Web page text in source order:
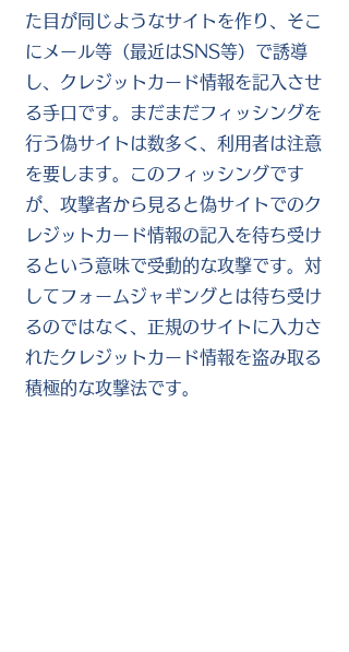
た目が同じようなサイトを作り、そこ
にメール等（最近はSNS等）で誘導
し、クレジットカード情報を記入させ
る手口です。まだまだフィッシングを
行う偽サイトは数多く、利用者は注意
を要します。このフィッシングです
が、攻撃者から見ると偽サイトでのク
レジットカード情報の記入を待ち受け
るという意味で受動的な攻撃です。対
してフォームジャギングとは待ち受け
るのではなく、正規のサイトに入力さ
れたクレジットカード情報を盗み取る
積極的な攻撃法です。